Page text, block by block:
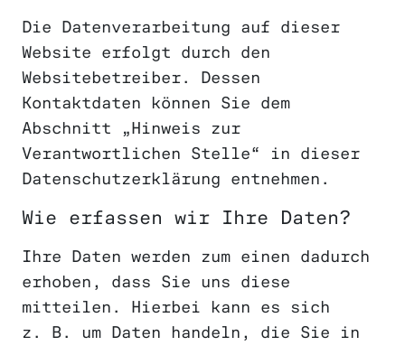
Die Datenverarbeitung auf dieser
Website erfolgt durch den
Websitebetreiber. Dessen
Kontaktdaten können Sie dem
Abschnitt „Hinweis zur
Verantwortlichen Stelle“ in dieser
Datenschutzerklärung entnehmen.
Wie erfassen wir Ihre Daten?
Ihre Daten werden zum einen dadurch
erhoben, dass Sie uns diese
mitteilen. Hierbei kann es sich
z. B. um Daten handeln, die Sie in